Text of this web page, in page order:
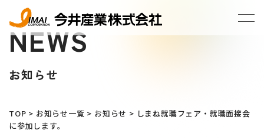
NEWS
お知らせ
TOP > お知らせ一覧 > お知らせ > しまね就職フェア・就職面接会
に参加します。